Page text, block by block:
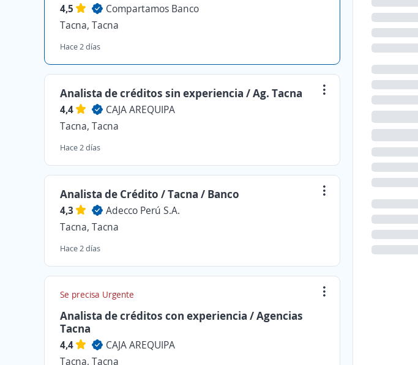
4,5
Compartamos Banco
Tacna, Tacna
Hace 2 días
Analista de créditos sin experiencia / Ag. Tacna
4,4
CAJA AREQUIPA
Tacna, Tacna
Hace 2 días
Analista de Crédito / Tacna / Banco
4,3
Adecco Perú S.A.
Tacna, Tacna
Hace 2 días
Se precisa Urgente
Analista de créditos con experiencia / Agencias
Tacna
4,4
CAJA AREQUIPA
Tacna, Tacna